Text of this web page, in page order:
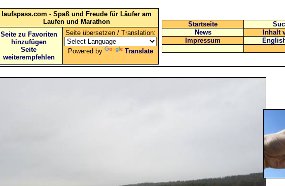
laufspass.com - Spaß und Freude für Läufer am
Laufen und Marathon
Seite zu Favoriten
hinzufügen
Seite
weiterempfehlen
Seite übersetzen / Translation:
Powered by Translate
Startseite
News
Inhalt
Impressum